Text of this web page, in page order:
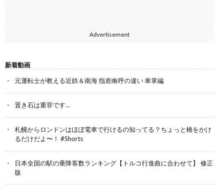
Advertisement
新着動画
元運転士が教える近鉄＆南海 指差喚呼の違い 車掌編
置き石は重罪です…
札幌からロンドンはほぼ電車で行けるの知ってる？ちょっと橋をかけ
るだけだよ〜！ #Shorts
日本全国の駅の乗降客数ランキング【トルコ行進曲に合わせて】 修正
版